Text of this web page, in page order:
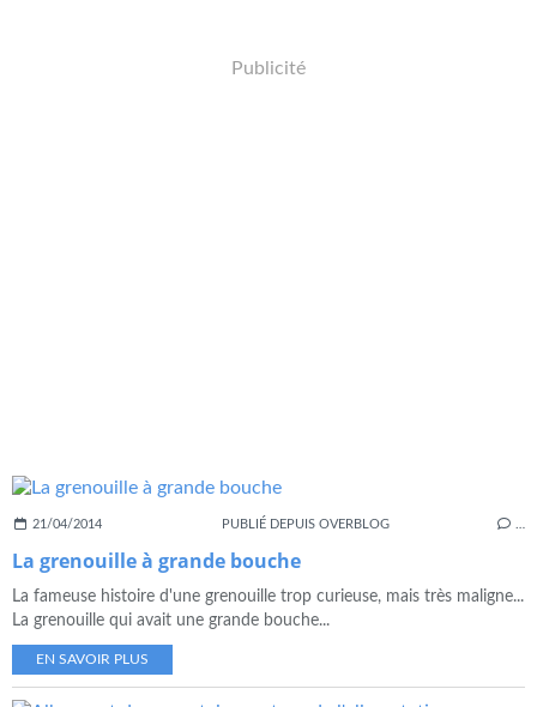
Publicité
21/04/2014 PUBLIÉ DEPUIS OVERBLOG
La grenouille à grande bouche
La fameuse histoire d'une grenouille trop curieuse, mais très maligne...
La grenouille qui avait une grande bouche...
EN SAVOIR PLUS